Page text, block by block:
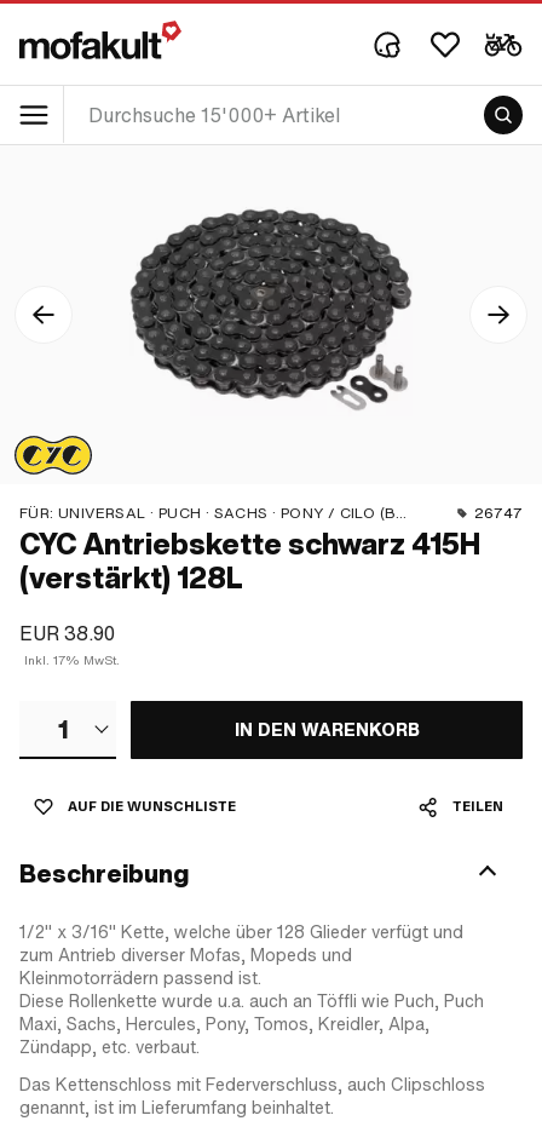
FÜR: UNIVERSAL · PUCH · SACHS · PONY / CILO (BETA 521 & 512) · ZÜNDAPP BELMONDO · TOMOS · BYE BIKE 26747
CYC Antriebskette schwarz 415H
(verstärkt) 128L
EUR 38.90
Inkl. 17% MwSt.
1 IN DEN WARENKORB
AUF DIE WUNSCHLISTE TEILEN
Beschreibung
1/2" x 3/16" Kette, welche über 128 Glieder verfügt und
zum Antrieb diverser Mofas, Mopeds und
Kleinmotorrädern passend ist.
Diese Rollenkette wurde u.a. auch an Töffli wie Puch, Puch
Maxi, Sachs, Hercules, Pony, Tomos, Kreidler, Alpa,
Zündapp, etc. verbaut.
Das Kettenschloss mit Federverschluss, auch Clipschloss
genannt, ist im Lieferumfang beinhaltet.